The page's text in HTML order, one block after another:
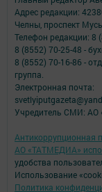
Адрес редакции:
Челны, проспект
Телефон редакции: 8
8 (8552) 70-25-48 -
8 (8552) 70-16-86 -
группа.
Электронная почта:
Учредитель СМИ:
Антикоррупционная
АО «ТАТМЕДИА»
удобства
Использование
Политика